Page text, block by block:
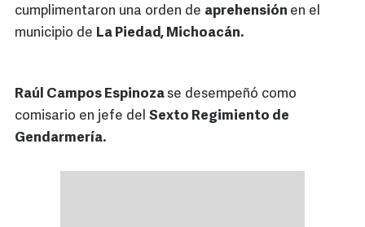
cumplimentaron una orden de aprehensión en el
municipio de La Piedad, Michoacán.
Raúl Campos Espinozase desempeñó como
comisario en jefe del Sexto Regimiento de
Gendarmería.